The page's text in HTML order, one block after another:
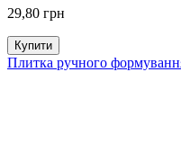
29,80 грн
Купити
Плитка ручного